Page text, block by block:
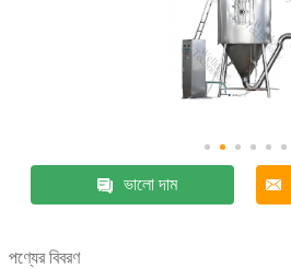
ভালো দাম
পণ্যের বিবরণ